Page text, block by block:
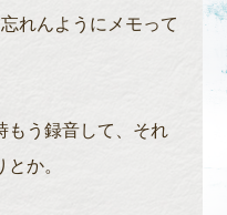
れんようにメモって
もう録音して、それ
か。